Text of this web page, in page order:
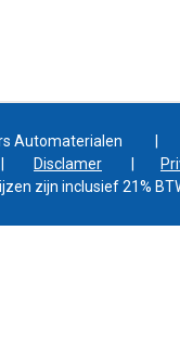
Automaterialen |
Disclamer
zijn inclusief 21%